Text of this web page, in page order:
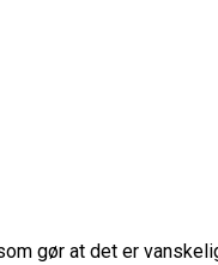
gør at det er